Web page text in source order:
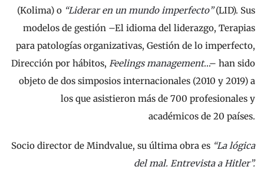
(Kolima) o “Liderar en un mundo imperfecto”(LID). Sus
modelos de gestión –El idioma del liderazgo, Terapias
para patologías organizativas, Gestión de lo imperfecto,
Dirección por hábitos, Feelings management…– han sido
objeto de dos simposios internacionales (2010 y 2019) a
los que asistieron más de 700 profesionales y
académicos de 20 países.
Socio director de Mindvalue, su última obra es “La lógica
del mal. Entrevista a Hitler”.